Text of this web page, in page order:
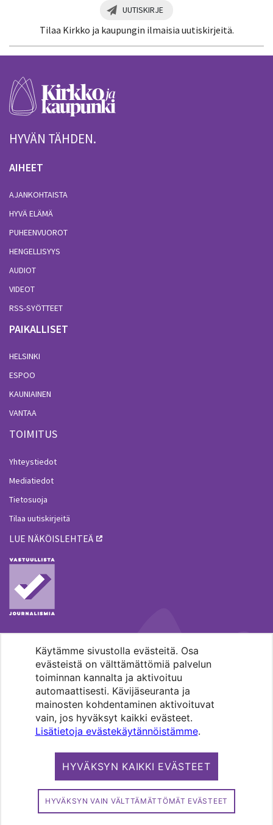
Käytämme sivustolla evästeitä. Osa
evästeistä on välttämättömiä palvelun
toiminnan kannalta ja aktivoituu
automaattisesti. Kävijäseuranta ja
mainosten kohdentaminen aktivoituvat
vain, jos hyväksyt kaikki evästeet.
Lisätietoja evästekäytännöistämme.
HYVÄKSYN KAIKKI EVÄSTEET
HYVÄKSYN VAIN VÄLTTÄMÄTTÖMÄT EVÄSTEET
UUTISKIRJE
Tilaa Kirkko ja kaupungin ilmaisia uutiskirjeitä.
HYVÄN TÄHDEN.
AIHEET
AJANKOHTAISTA
HYVÄ ELÄMÄ
PUHEENVUOROT
HENGELLISYYS
AUDIOT
VIDEOT
RSS-SYÖTTEET
PAIKALLISET
HELSINKI
ESPOO
KAUNIAINEN
VANTAA
TOIMITUS
Yhteystiedot
Mediatiedot
Tietosuoja
Tilaa uutiskirjeitä
LUE NÄKÖISLEHTEÄ
MENOHAKU
Pääkaupunkiseudun evankelis-
luterilaisten seurakuntien media.
Copyright 2026. Kirkko ja kaupunki. All
rights reserved.